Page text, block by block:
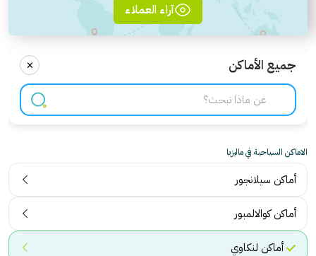
آراء العملاء
جميع الأماكن ×
الاماكن السياحية في ماليزيا
أماكن سيلانجور
أماكن كوالالمبور
أماكن لنكاوي